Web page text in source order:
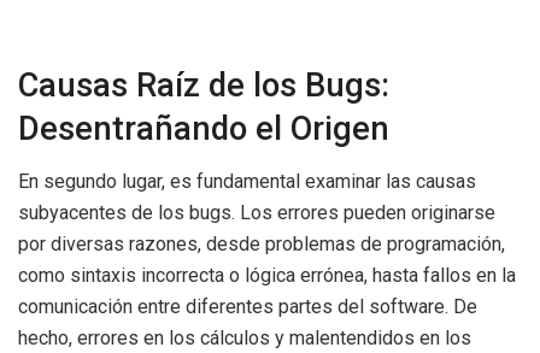
Causas Raíz de los Bugs:
Desentrañando el Origen
En segundo lugar, es fundamental examinar las causas
subyacentes de los bugs. Los errores pueden originarse
por diversas razones, desde problemas de programación,
como sintaxis incorrecta o lógica errónea, hasta fallos en la
comunicación entre diferentes partes del software. De
hecho, errores en los cálculos y malentendidos en los